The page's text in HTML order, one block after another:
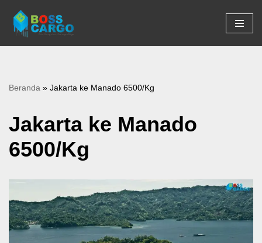
Lompat
ke
Beranda » Jakarta ke Manado 6500/Kg
Jakarta ke Manado
6500/Kg